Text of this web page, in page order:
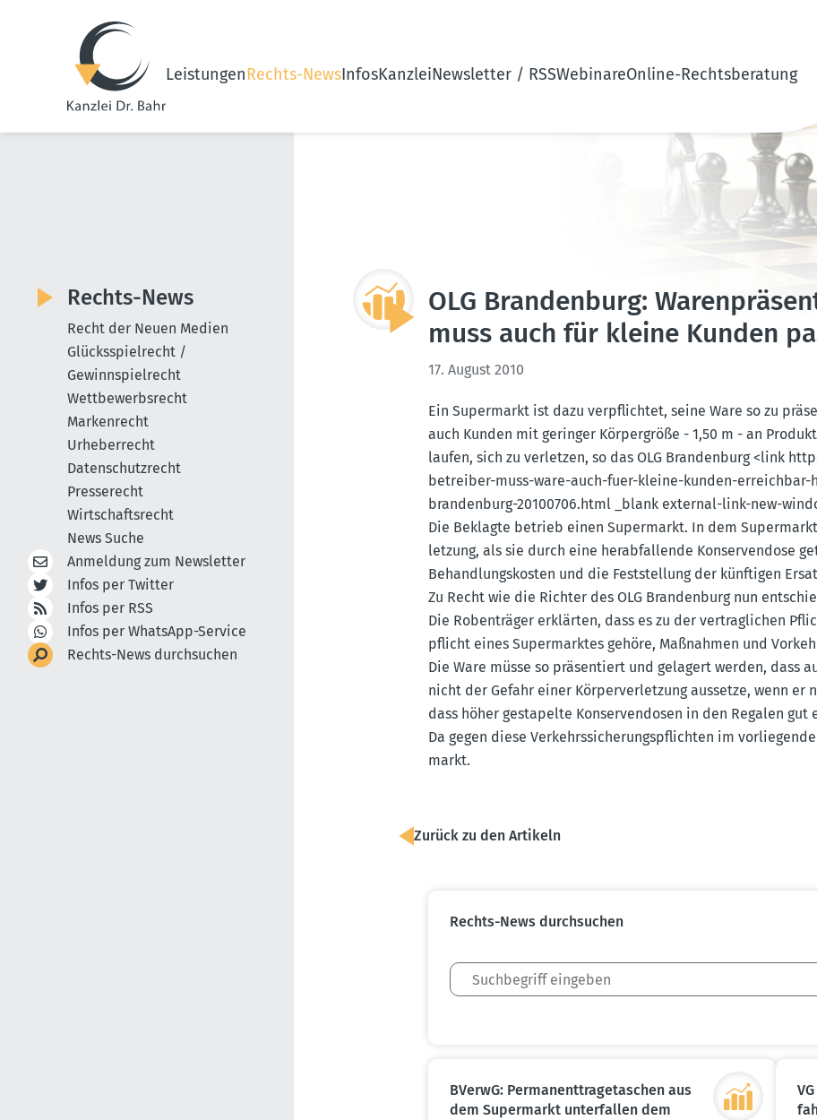
LeistungenRechts-NewsInfosKanzleiNewsletter / RSSWebinareOnline-Rechtsberatung
OLG Brandenburg:
muss auch für kleine Kunden
17. August 2010
Ein Super­markt ist dazu verpflichtet, seine Ware so zu
auch Kunden mit geringer Körper­größe - 1,50 m - an
laufen, sich zu verletzen, so das OLG Brandenburg <link
be­treiber-muss-ware-auch-fuer-kleine-kunden-erreichbar-
brandenburg-20100706.html _blank external-link-new-
Die Beklagte betrieb einen Super­markt. In dem
letzung, als sie durch eine herab­fal­lende Konser­vendose
Behand­lungs­kosten und die Feststellung der künftigen
Zu Recht wie die Richter des OLG Brandenburg nun
Die Roben­träger erklärten, dass es zu der vertrag­lichen
pflicht eines Super­marktes gehöre, Maßnahmen und
Die Ware müsse so präsen­tiert und gelagert werden, dass
nicht der Gefahr einer Körper­ver­letzung aussetze, wenn er
dass höher gesta­pelte Konser­ven­dosen in den Regalen gut
Da gegen diese Verkehrs­si­che­rungs­pflichten im
markt.
Zurück zu den Artikeln
Rechts-News durch­suchen
BVerwG: Perma­nent­tra­ge­ta­schen aus
dem Super­markt unter­fallen dem
Rechts-News
Recht der Neuen Medien
Glücksspielrecht /
Gewinnspielrecht
Wettbewerbsrecht
Markenrecht
Urheberrecht
Datenschutzrecht
Presserecht
Wirtschaftsrecht
News Suche
Anmeldung zum Newsletter
Infos per Twitter
Infos per RSS
Infos per WhatsApp-Service
Rechts-News durchsuchen